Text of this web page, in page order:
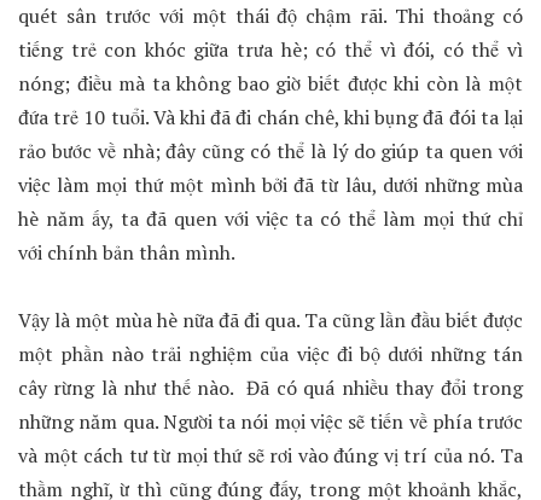
quét sân trước với một thái độ chậm rãi. Thi thoảng có
tiếng trẻ con khóc giữa trưa hè; có thể vì đói, có thể vì
nóng; điều mà ta không bao giờ biết được khi còn là một
đứa trẻ 10 tuổi. Và khi đã đi chán chê, khi bụng đã đói ta lại
rảo bước về nhà; đây cũng có thể là lý do giúp ta quen với
việc làm mọi thứ một mình bởi đã từ lâu, dưới những mùa
hè năm ấy, ta đã quen với việc ta có thể làm mọi thứ chỉ
với chính bản thân mình.
Vậy là một mùa hè nữa đã đi qua. Ta cũng lần đầu biết được
một phần nào trải nghiệm của việc đi bộ dưới những tán
cây rừng là như thế nào. Đã có quá nhiều thay đổi trong
những năm qua. Người ta nói mọi việc sẽ tiến về phía trước
và một cách tư từ mọi thứ sẽ rơi vào đúng vị trí của nó. Ta
thầm nghĩ, ừ thì cũng đúng đấy, trong một khoảnh khắc,